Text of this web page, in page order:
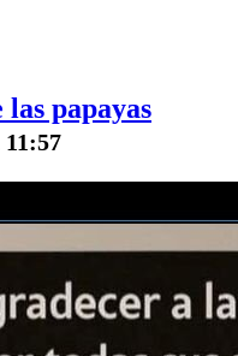
papayas
11:57